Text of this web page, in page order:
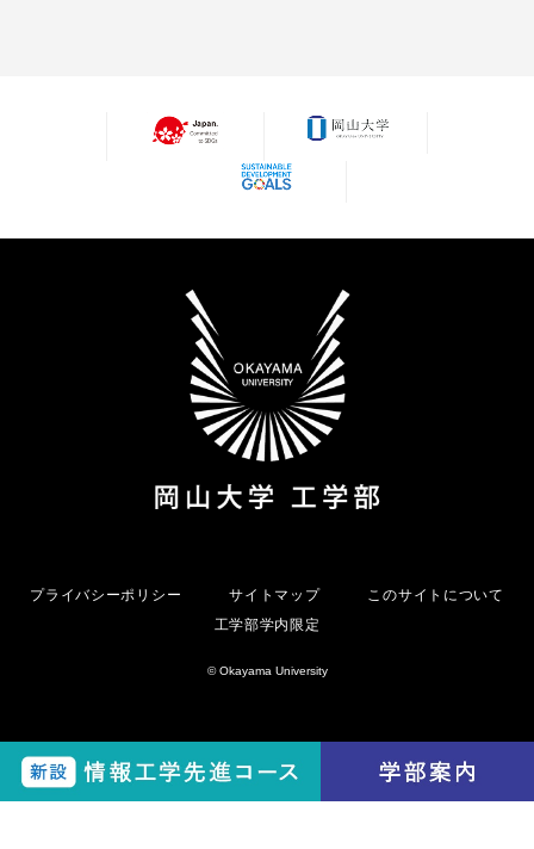
プライバシーポリシー サイトマップ
このサイトについて
工学部学内限定
© Okayama University